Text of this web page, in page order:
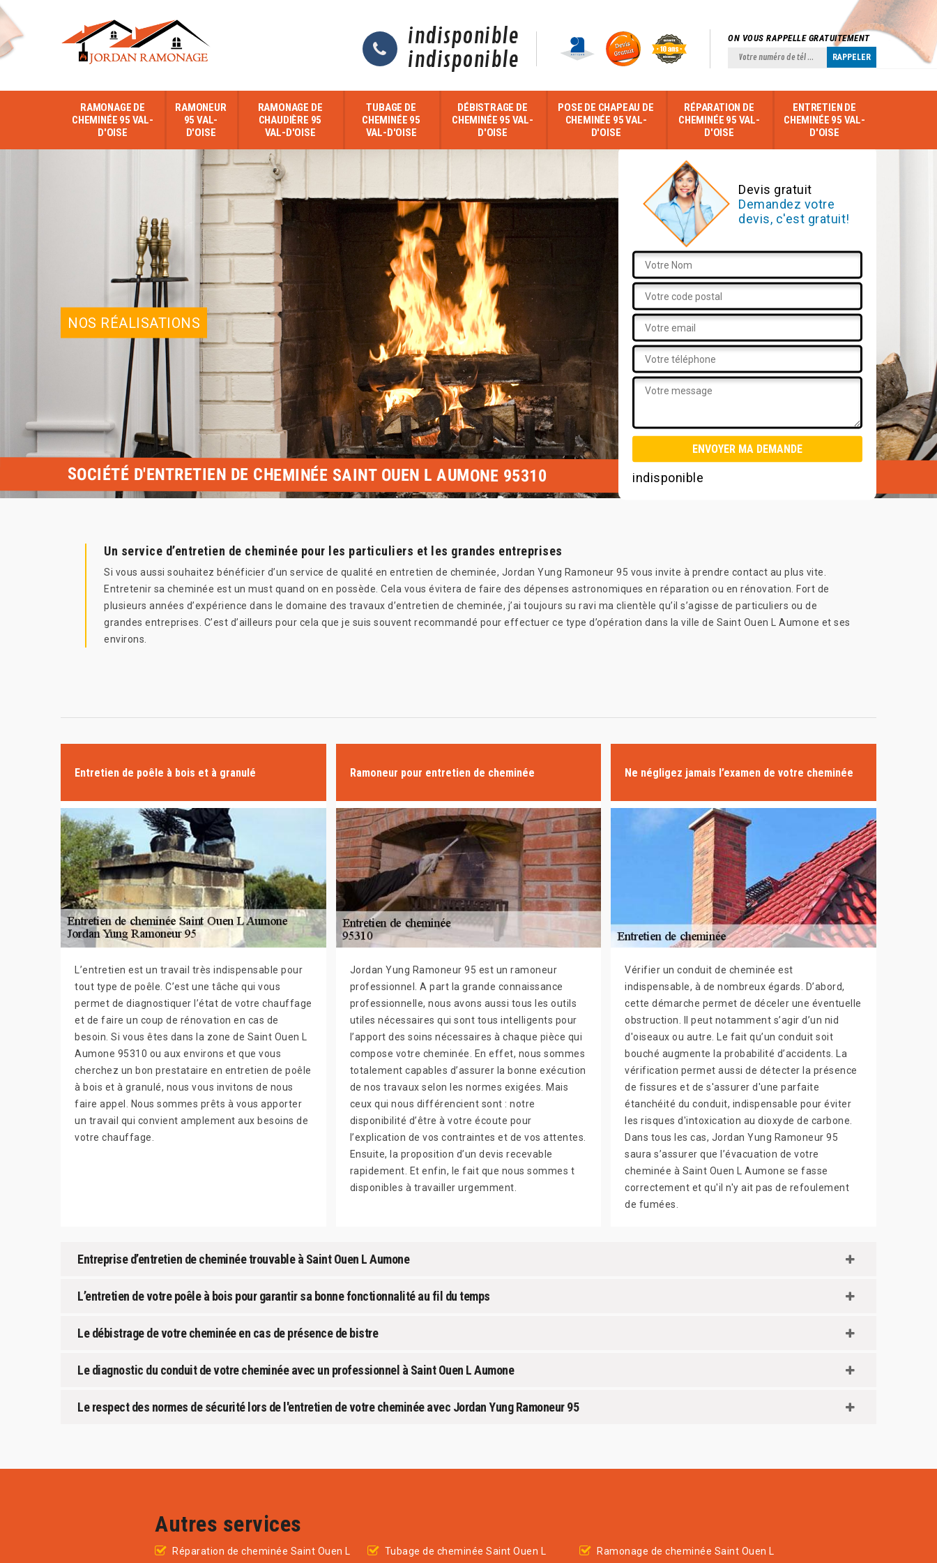
indisponible
indisponible
ON VOUS RAPPELLE GRATUITEMENT
RAMONAGE DE
CHEMINÉE 95 VAL-
D'OISE
RAMONEUR
95 VAL-
D'OISE
RAMONAGE DE
CHAUDIÈRE 95
VAL-D'OISE
TUBAGE DE
CHEMINÉE 95
VAL-D'OISE
DÉBISTRAGE DE
CHEMINÉE 95 VAL-
D'OISE
POSE DE CHAPEAU DE
CHEMINÉE 95 VAL-
D'OISE
RÉPARATION DE
CHEMINÉE 95 VAL-
D'OISE
ENTRETIEN DE
CHEMINÉE 95 VAL-
D'OISE
NOS RÉALISATIONS
Devis gratuit
Demandez votre
devis, c'est gratuit!
indisponible
SOCIÉTÉ D'ENTRETIEN DE CHEMINÉE SAINT OUEN L AUMONE 95310
Un service d’entretien de cheminée pour les particuliers et les grandes entreprises
Si vous aussi souhaitez bénéficier d’un service de qualité en entretien de cheminée, Jordan Yung Ramoneur 95 vous invite à prendre contact au plus vite.
Entretenir sa cheminée est un must quand on en possède. Cela vous évitera de faire des dépenses astronomiques en réparation ou en rénovation. Fort de
plusieurs années d’expérience dans le domaine des travaux d’entretien de cheminée, j’ai toujours su ravi ma clientèle qu’il s’agisse de particuliers ou de
grandes entreprises. C’est d’ailleurs pour cela que je suis souvent recommandé pour effectuer ce type d’opération dans la ville de Saint Ouen L Aumone et ses
environs.
Entretien de poêle à bois et à granulé
L’entretien est un travail très indispensable pour
tout type de poêle. C’est une tâche qui vous
permet de diagnostiquer l’état de votre chauffage
et de faire un coup de rénovation en cas de
besoin. Si vous êtes dans la zone de Saint Ouen L
Aumone 95310 ou aux environs et que vous
cherchez un bon prestataire en entretien de poêle
à bois et à granulé, nous vous invitons de nous
faire appel. Nous sommes prêts à vous apporter
un travail qui convient amplement aux besoins de
votre chauffage.
Ramoneur pour entretien de cheminée
Jordan Yung Ramoneur 95 est un ramoneur
professionnel. A part la grande connaissance
professionnelle, nous avons aussi tous les outils
utiles nécessaires qui sont tous intelligents pour
l’apport des soins nécessaires à chaque pièce qui
compose votre cheminée. En effet, nous sommes
totalement capables d’assurer la bonne exécution
de nos travaux selon les normes exigées. Mais
ceux qui nous différencient sont : notre
disponibilité d’être à votre écoute pour
l’explication de vos contraintes et de vos attentes.
Ensuite, la proposition d’un devis recevable
rapidement. Et enfin, le fait que nous sommes t
disponibles à travailler urgemment.
Ne négligez jamais l’examen de votre cheminée
Vérifier un conduit de cheminée est
indispensable, à de nombreux égards. D’abord,
cette démarche permet de déceler une éventuelle
obstruction. Il peut notamment s’agir d’un nid
d'oiseaux ou autre. Le fait qu’un conduit soit
bouché augmente la probabilité d’accidents. La
vérification permet aussi de détecter la présence
de fissures et de s'assurer d'une parfaite
étanchéité du conduit, indispensable pour éviter
les risques d'intoxication au dioxyde de carbone.
Dans tous les cas, Jordan Yung Ramoneur 95
saura s’assurer que l’évacuation de votre
cheminée à Saint Ouen L Aumone se fasse
correctement et qu'il n'y ait pas de refoulement
de fumées.
Entreprise d’entretien de cheminée trouvable à Saint Ouen L Aumone
L’entretien de votre poêle à bois pour garantir sa bonne fonctionnalité au fil du temps
Le débistrage de votre cheminée en cas de présence de bistre
Le diagnostic du conduit de votre cheminée avec un professionnel à Saint Ouen L Aumone
Le respect des normes de sécurité lors de l'entretien de votre cheminée avec Jordan Yung Ramoneur 95
Autres services
Réparation de cheminée Saint Ouen L
Tubage de cheminée Saint Ouen L
Ramonage de cheminée Saint Ouen L